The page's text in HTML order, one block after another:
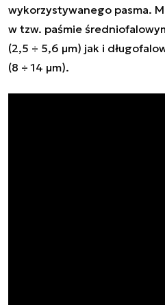
wykorzystywanego pasma.
w tzw. paśmie
(2,5 ÷ 5,6 μm) jak i
(8 ÷ 14 μm).